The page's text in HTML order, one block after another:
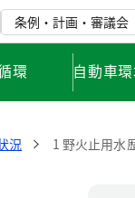
条例・計画・審議会
環 自動車
況 1 野火止用水